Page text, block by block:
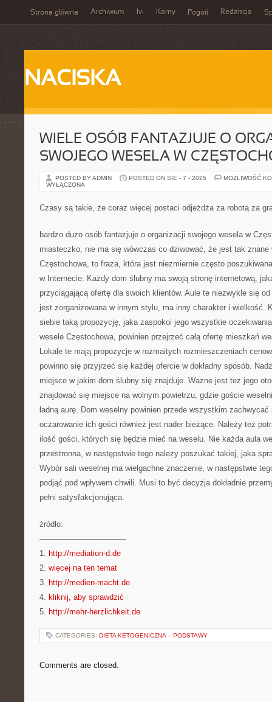
Strona główna Archiwum Ivi Karny Pogoń Redakcja
NACISKA
WIELE OSÓB FANTAZJUJE O
SWOJEGO WESELA W
POSTED BY ADMIN POSTED ON SIE - 7 - 2025
MOŻLIWOŚĆ
WYŁĄCZONA
Czasy są takie, że coraz więcej postaci odjeżdża za robotą za
bardzo dużo osób fantazjuje o organizacji swojego wesela w
miasteczko, nie ma się wówczas co dziwować, że jest tak znane
Częstochowa, to fraza, która jest niezmiernie często
w Internecie. Każdy dom ślubny ma swoją stronę internetową,
przyciągającą ofertę dla swoich klientów. Aule te niezwykle się
jest zorganizowana w innym stylu, ma inny charakter i wielkość.
siebie taką propozycję, jaka zaspokoi jego wszystkie
wesele Częstochowa, powinien przejrzeć całą ofertę mieszkań
Lokale te mają propozycje w rozmaitych rozmieszczeniach
powinno się przyjrzeć się każdej ofercie w dokładny sposób.
miejsce w jakim dom ślubny się znajduje. Ważne jest też jego
znajdować się miejsce na wolnym powietrzu, gdzie goście
ładną aurę. Dom weselny powinien przede wszystkim zachwycać
oczarowanie ich gości również jest nader bieżące. Należy też
ilość gości, których się będzie mieć na weselu. Nie każda aula
przestronna, w następstwie tego należy poszukać takiej, jaka
Wybór sali weselnej ma wielgachne znaczenie, w następstwie
podjąć pod wpływem chwili. Musi to być decyzja dokładnie
pełni satysfakcjonująca.
źródło:
———————————
1. http://mediation-d.de
2. więcej na ten temat
3. http://medien-macht.de
4. kliknij, aby sprawdzić
5. http://mehr-herzlichkeit.de
CATEGORIES: DIETA KETOGENICZNA – PODSTAWY
Comments are closed.